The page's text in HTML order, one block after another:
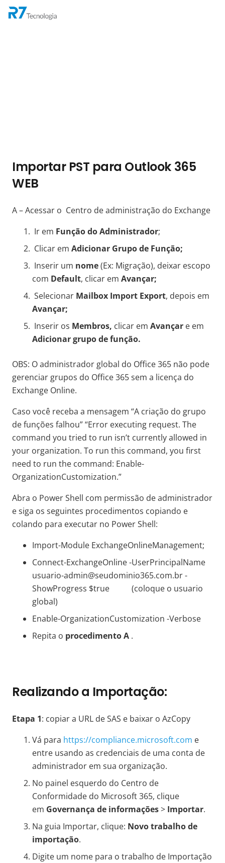
Importar PST para Outlook 365
WEB
A – Acessar o Centro de administração do Exchange
Ir em Função do Administrador;
Clicar em Adicionar Grupo de Função;
Inserir um nome(Ex: Migração), deixar escopo
com Default, clicar em Avançar;
Selecionar Mailbox Import Export, depois em
Avançar;
Inserir os Membros, clicar em Avançar e em
Adicionar grupo de função.
OBS: O administrador global do Office 365 não pode
gerenciar grupos do Office 365 sem a licença do
Exchange Online.
Caso você receba a mensagem “A criação do grupo
de funções falhou” “Error executing request. The
command you tried to run isn’t currently allowed in
your organization. To run this command, you first
need to run the command: Enable-
OrganizationCustomization.”
Abra o Power Shell com permissão de administrador
e siga os seguintes procedimentos copiando e
colando para executar no Power Shell:
Import-Module ExchangeOnlineManagement;
Connect-ExchangeOnline -UserPrincipalName
usuario-admin@seudominio365.com.br -
ShowProgress $true (coloque o usuario
global)
Enable-OrganizationCustomization -Verbose
Repita o procedimento A .
Realizando a Importação:
Etapa 1: copiar a URL de SAS e baixar o AzCopy
Vá para https://compliance.microsoft.com e
entre usando as credenciais de uma conta de
administrador em sua organização.
No painel esquerdo do Centro de
Conformidade do Microsoft 365, clique
em Governança de informações> Importar.
Na guia Importar, clique: Novo trabalho de
importação.
Digite um nome para o trabalho de Importação